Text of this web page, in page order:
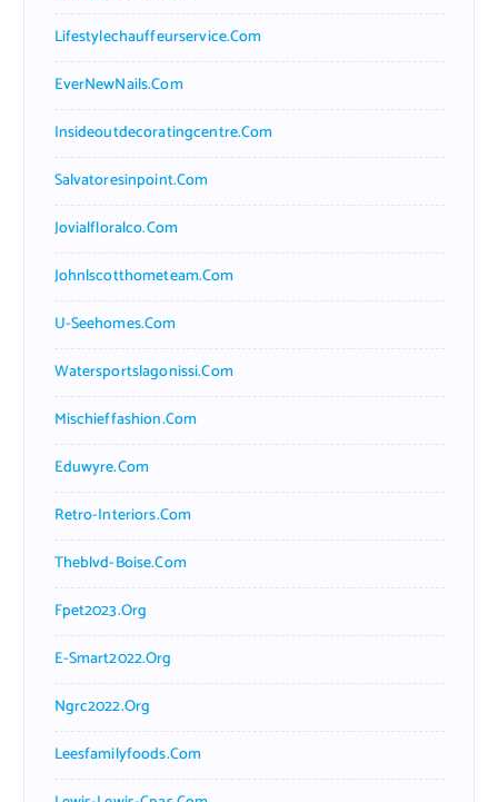
Lifestylechauffeurservice.com
EverNewNails.com
Insideoutdecoratingcentre.com
Salvatoresinpoint.com
Jovialfloralco.com
Johnlscotthometeam.com
U-Seehomes.com
Watersportslagonissi.com
Mischieffashion.com
Eduwyre.com
Retro-Interiors.com
Theblvd-Boise.com
Fpet2023.org
E-Smart2022.org
Ngrc2022.org
Leesfamilyfoods.com